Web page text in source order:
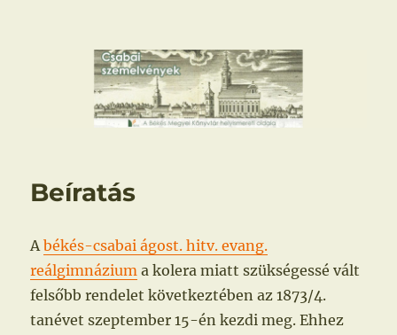
Csabai szemelvények
Beíratás
Abékés-csabai ágost. hitv. evang.
reálgimnázium a kolera miatt szükségessé vált
felsőbb rendelet következtében az 1873/4.
tanévet szeptember 15-én kezdi meg. Ehhez